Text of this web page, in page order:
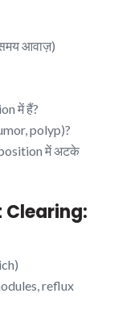
आवाज़)
में हैं?
polyp)?
में अटके
reflux